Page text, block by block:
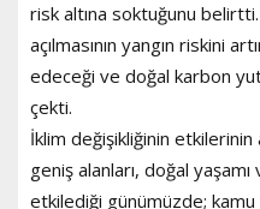
risk altına soktuğunu
açılmasının yangın riskini
edeceği ve doğal karbon
çekti.
İklim değişikliğinin etkilerinin
geniş alanları, doğal
etkilediği günümüzde;